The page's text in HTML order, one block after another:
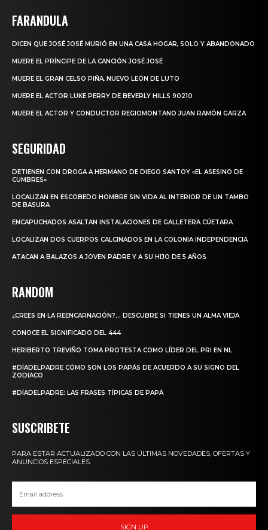
FARANDULA
DICEN QUE JOSÉ JOSÉ MURIÓ EN UNA CASA HOGAR, SOLO Y ABANDONADO
MUERE EL PRÍNCIPE DE LA CANCIÓN JOSÉ JOSÉ
MUERE EL GRAN CELSO PIÑA, NUEVO LEÓN DE LUTO
MUERE EL ACTOR LUKE PERRY DE BEVERLY HILLS 90210
MUERE EL ACTOR Y CONDUCTOR REGIOMONTANO JUAN RAMÓN GARZA
SEGURIDAD
DETIENEN CON DROGA A HERMANO DE DIEGO SANTOY «EL ASESINO DE
CUMBRES»
LOCALIZAN EN ESCOBEDO HOMBRE SIN VIDA AL INTERIOR DE UN TAMBO
DE BASURA
ENCAPUCHADOS ASALTAN INSTALACIONES DE GALLETERA CÚETARA
LOCALIZAN DOS CUERPOS CALCINADOS EN LA COLONIA INDEPENDENCIA
ATACAN A BALAZOS A JOVEN PADRE Y A SU HIJO DE 5 AÑOS
RANDOM
¿CREES EN LA REENCARNACIÓN?… DESCUBRE SI TIENES UN ALMA VIEJA
CONOCE EL SIGNIFICADO DEL 444
HERIBERTO TREVIÑO TOMA PROTESTA COMO LÍDER DEL PRI EN NL
#DÍADELPADRE CÓMO SON LOS PAPÁS DE ACUERDO A SU SIGNO DEL
ZODIACO
#DÍADELPADRE: LAS FRASES TÍPICAS DE PAPÁ
SUSCRIBETE
PARA ESTAR ACTUALIZADO CON LAS ÚLTIMAS NOVEDADES, OFERTAS Y
ANUNCIOS ESPECIALES.
SIGN UP